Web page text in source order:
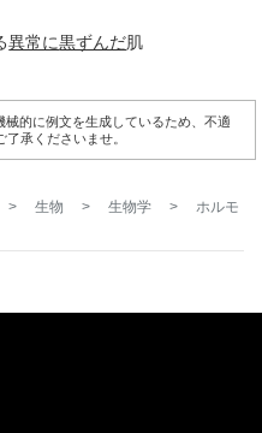
異常に黒ずんだ肌
的に例文を生成しているため、不適
承くださいませ。
> 生物 > 生物学 >
ホルモ